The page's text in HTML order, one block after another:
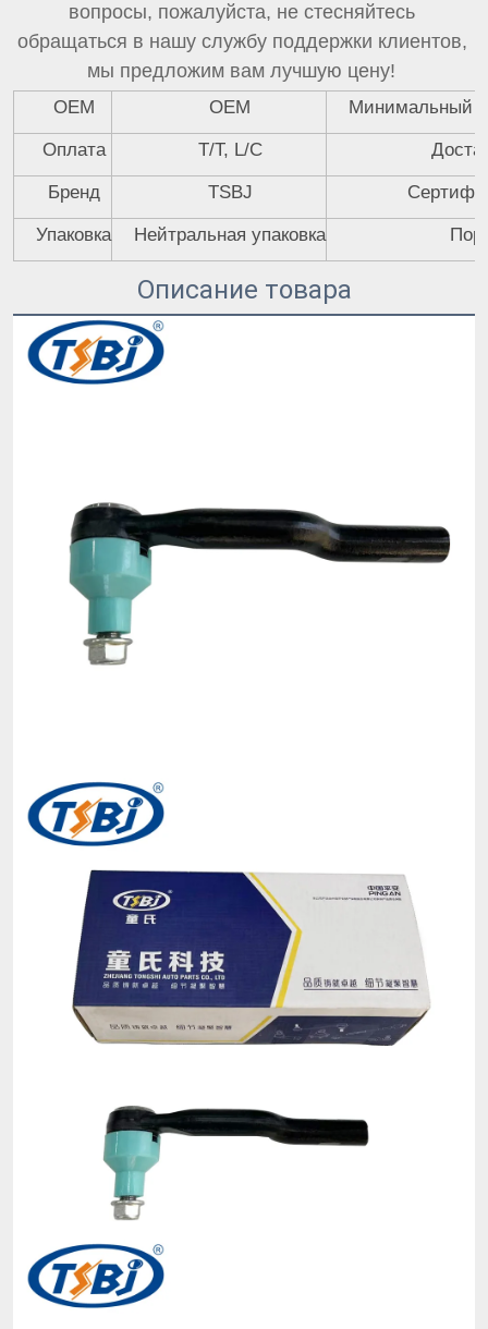
вопросы, пожалуйста, не стесняйтесь
обращаться в нашу службу поддержки клиентов,
мы предложим вам лучшую цену!
OEM OEM Минимальный
Оплата T/T, L/C
Бренд TSBJ
Упаковка Нейтральная упаковка
Описание товара